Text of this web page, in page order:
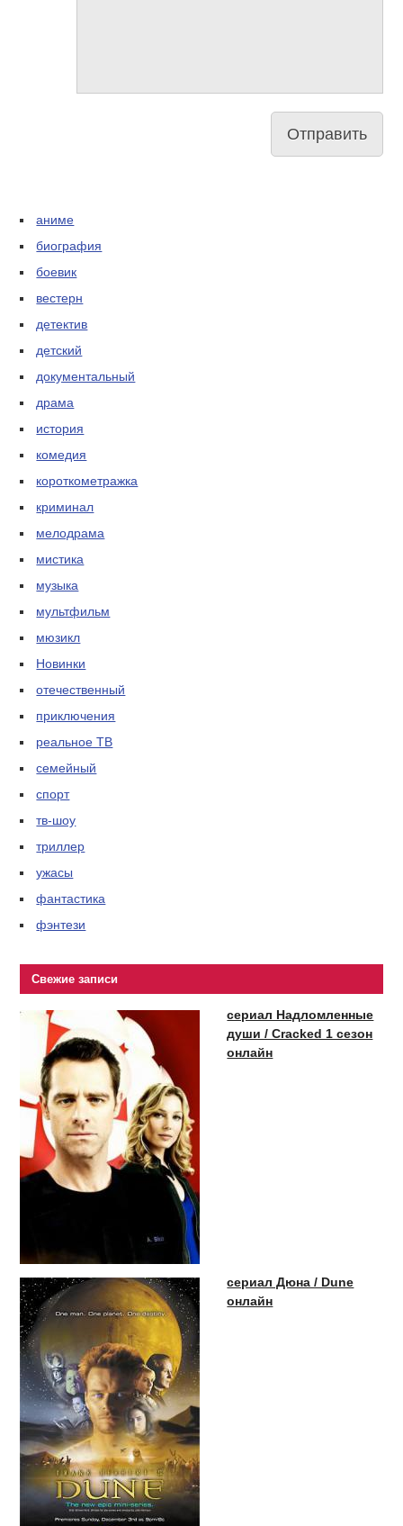
аниме
биография
боевик
вестерн
детектив
детский
документальный
драма
история
комедия
короткометражка
криминал
мелодрама
мистика
музыка
мультфильм
мюзикл
Новинки
отечественный
приключения
реальное ТВ
семейный
спорт
тв-шоу
триллер
ужасы
фантастика
фэнтези
Свежие записи
сериал Надломленные
души / Cracked 1 сезон
онлайн
сериал Дюна / Dune
онлайн